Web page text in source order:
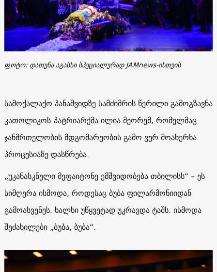
ფოტო: დათუნა აგასსი სპეციალურად JAMnews-ისთვის
სამოქალაქო პანაშვიდზე სამძიმრის წერილი გამოგზავნა
კათოლიკოს-პატრიარქმა ილია მეორემ, რომელმაც
ჯანმრთელობის მდგომარეობის გამო ვერ მოახერხა
პროცესიაზე დასწრება.
„უკანასკნელი მეფაიტონე ემშვიდობება თბილისს“ – ეს
სიმღერა ისმოდა, როდესაც ბუბა ფილარმონიიდან
გამოასვენეს. ხალხი უწყვეტად უკრავდა ტაშს. ისმოდა
შეძახილები „ბუბა, ბუბა“.